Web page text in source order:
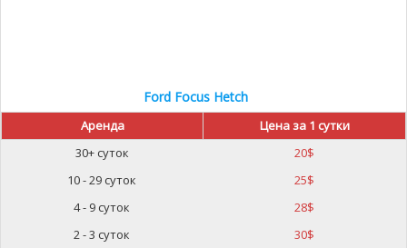
Ford Focus Hetch
Аренда
Цена за 1 сутки
30+ суток
20$
10 - 29 суток
25$
4 - 9 суток
28$
2 - 3 суток
30$